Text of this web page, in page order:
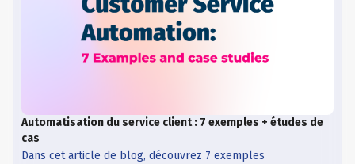
Automatisation du service client : 7 exemples + études de
cas
Dans cet article de blog, découvrez 7 exemples